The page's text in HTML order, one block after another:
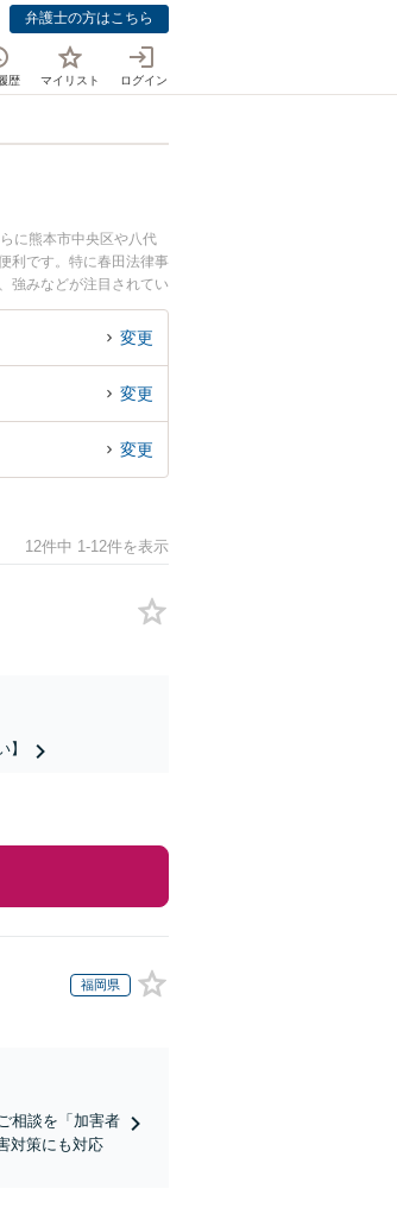
弁護士の方はこちら
歴 マイリスト ログイン
に熊本市中央区や八代
利です。特に春田法律事
強みなどが注目されてい
弁護士を検索したい』
変更
変更
変更
12件中 1-12件を表示
福岡県
相談を「加害者
対策にも対応